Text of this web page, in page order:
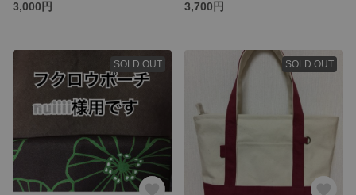
3,000円 3,700円
SOLD OUT SOLD OUT